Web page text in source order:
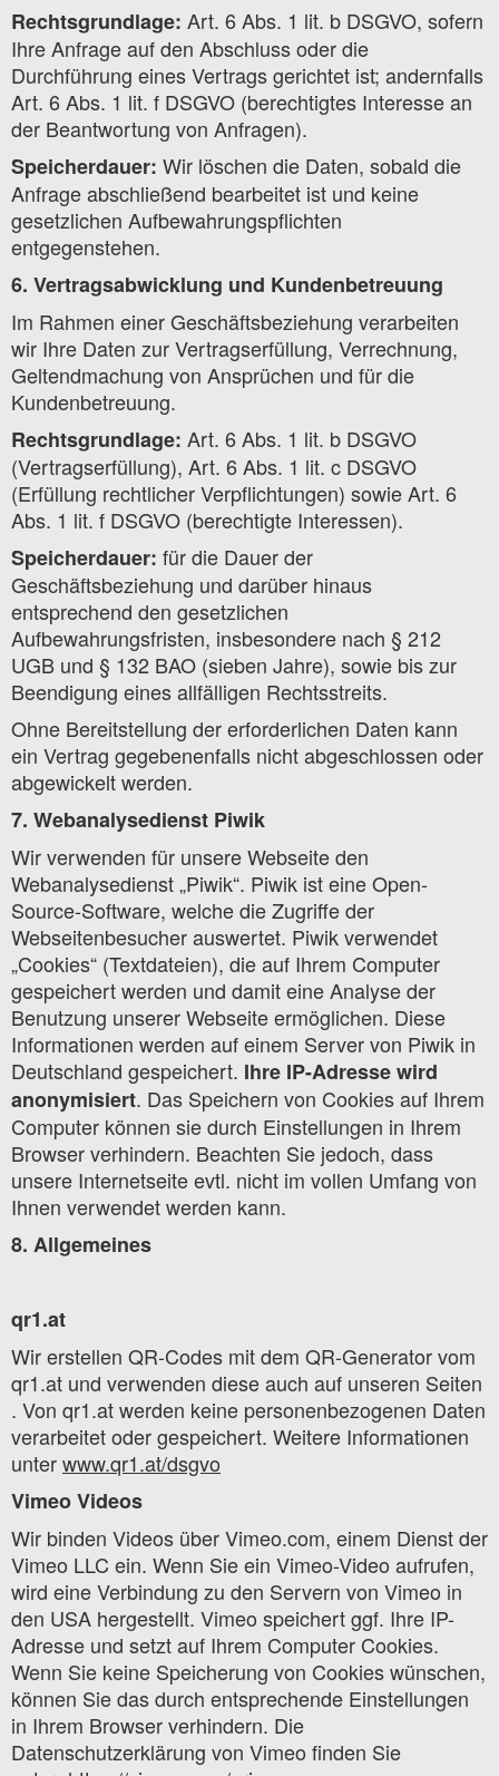
Rechtsgrundlage: Art. 6 Abs. 1 lit. b DSGVO, sofern
Ihre Anfrage auf den Abschluss oder die
Durchführung eines Vertrags gerichtet ist; andernfalls
Art. 6 Abs. 1 lit. f DSGVO (berechtigtes Interesse an
der Beantwortung von Anfragen).
Speicherdauer: Wir löschen die Daten, sobald die
Anfrage abschließend bearbeitet ist und keine
gesetzlichen Aufbewahrungspflichten
entgegenstehen.
6. Vertragsabwicklung und Kundenbetreuung
Im Rahmen einer Geschäftsbeziehung verarbeiten
wir Ihre Daten zur Vertragserfüllung, Verrechnung,
Geltendmachung von Ansprüchen und für die
Kundenbetreuung.
Rechtsgrundlage: Art. 6 Abs. 1 lit. b DSGVO
(Vertragserfüllung), Art. 6 Abs. 1 lit. c DSGVO
(Erfüllung rechtlicher Verpflichtungen) sowie Art. 6
Abs. 1 lit. f DSGVO (berechtigte Interessen).
Speicherdauer: für die Dauer der
Geschäftsbeziehung und darüber hinaus
entsprechend den gesetzlichen
Aufbewahrungsfristen, insbesondere nach § 212
UGB und § 132 BAO (sieben Jahre), sowie bis zur
Beendigung eines allfälligen Rechtsstreits.
Ohne Bereitstellung der erforderlichen Daten kann
ein Vertrag gegebenenfalls nicht abgeschlossen oder
abgewickelt werden.
7. Webanalysedienst Piwik
Wir verwenden für unsere Webseite den
Webanalysedienst „Piwik“. Piwik ist eine Open-
Source-Software, welche die Zugriffe der
Webseitenbesucher auswertet. Piwik verwendet
„Cookies“ (Textdateien), die auf Ihrem Computer
gespeichert werden und damit eine Analyse der
Benutzung unserer Webseite ermöglichen. Diese
Informationen werden auf einem Server von Piwik in
Deutschland gespeichert. Ihre IP-Adresse wird
anonymisiert. Das Speichern von Cookies auf Ihrem
Computer können sie durch Einstellungen in Ihrem
Browser verhindern. Beachten Sie jedoch, dass
unsere Internetseite evtl. nicht im vollen Umfang von
Ihnen verwendet werden kann.
8. Allgemeines
qr1.at
Wir erstellen QR-Codes mit dem QR-Generator vom
qr1.at und verwenden diese auch auf unseren Seiten
. Von qr1.at werden keine personenbezogenen Daten
verarbeitet oder gespeichert. Weitere Informationen
unterwww.qr1.at/dsgvo
Vimeo Videos
Wir binden Videos über Vimeo.com, einem Dienst der
Vimeo LLC ein. Wenn Sie ein Vimeo-Video aufrufen,
wird eine Verbindung zu den Servern von Vimeo in
den USA hergestellt. Vimeo speichert ggf. Ihre IP-
Adresse und setzt auf Ihrem Computer Cookies.
Wenn Sie keine Speicherung von Cookies wünschen,
können Sie das durch entsprechende Einstellungen
in Ihrem Browser verhindern. Die
Datenschutzerklärung von Vimeo finden Sie